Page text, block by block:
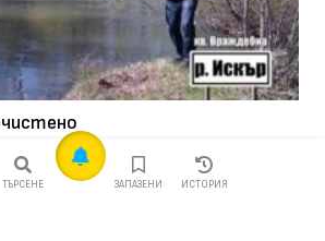
ТЪРСЕНЕ ЗАПАЗЕНИ ИСТОРИЯ